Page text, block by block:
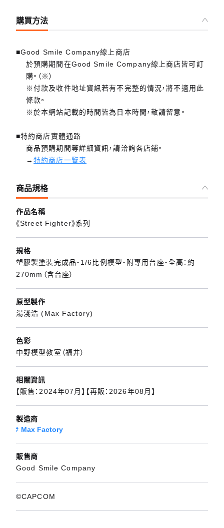
購買方法
■Good Smile Company線上商店
於預購期間在Good Smile Company線上商店皆可訂
購。（※）
※付款及收件地址資訊若有不完整的情況，將不適用此
條款。
※於本網站記載的時間皆為日本時間，敬請留意。
■特約商店實體通路
商品預購期間等詳細資訊，請洽詢各店鋪。
→特約商店一覽表
商品規格
作品名稱
《Street Fighter》系列
規格
塑膠製塗裝完成品・1/6比例模型・附專用台座・全高：約
270mm（含台座）
原型製作
湯淺浩 (Max Factory)
色彩
中野模型教室（福井）
相關資訊
【販售：2024年07月】【再販：2026年08月】
製造商
Max Factory
販售商
Good Smile Company
©CAPCOM